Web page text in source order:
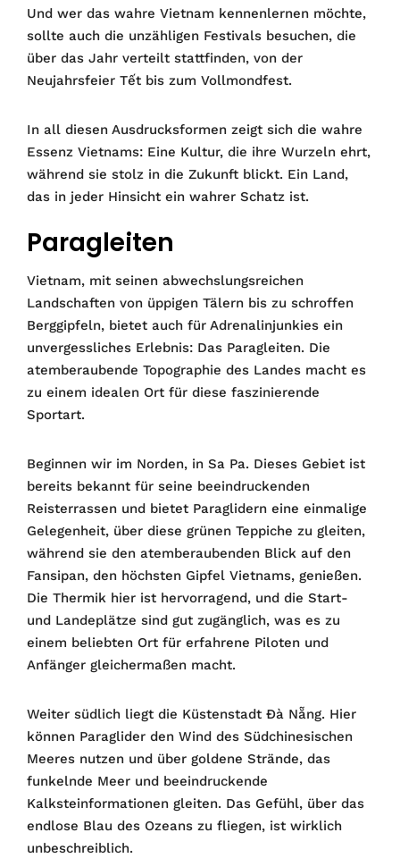
Und wer das wahre Vietnam kennenlernen möchte,
sollte auch die unzähligen Festivals besuchen, die
über das Jahr verteilt stattfinden, von der
Neujahrsfeier Tết bis zum Vollmondfest.
In all diesen Ausdrucksformen zeigt sich die wahre
Essenz Vietnams: Eine Kultur, die ihre Wurzeln ehrt,
während sie stolz in die Zukunft blickt. Ein Land,
das in jeder Hinsicht ein wahrer Schatz ist.
Paragleiten
Vietnam, mit seinen abwechslungsreichen
Landschaften von üppigen Tälern bis zu schroffen
Berggipfeln, bietet auch für Adrenalinjunkies ein
unvergessliches Erlebnis: Das Paragleiten. Die
atemberaubende Topographie des Landes macht es
zu einem idealen Ort für diese faszinierende
Sportart.
Beginnen wir im Norden, in Sa Pa. Dieses Gebiet ist
bereits bekannt für seine beeindruckenden
Reisterrassen und bietet Paraglidern eine einmalige
Gelegenheit, über diese grünen Teppiche zu gleiten,
während sie den atemberaubenden Blick auf den
Fansipan, den höchsten Gipfel Vietnams, genießen.
Die Thermik hier ist hervorragend, und die Start-
und Landeplätze sind gut zugänglich, was es zu
einem beliebten Ort für erfahrene Piloten und
Anfänger gleichermaßen macht.
Weiter südlich liegt die Küstenstadt Đà Nẵng. Hier
können Paraglider den Wind des Südchinesischen
Meeres nutzen und über goldene Strände, das
funkelnde Meer und beeindruckende
Kalksteinformationen gleiten. Das Gefühl, über das
endlose Blau des Ozeans zu fliegen, ist wirklich
unbeschreiblich.